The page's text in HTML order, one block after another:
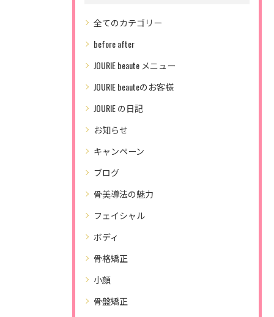
全てのカテゴリー
before after
JOURIE beaute メニュー
JOURIE beauteのお客様
JOURIE の日記
お知らせ
キャンペーン
ブログ
骨美導法の魅力
フェイシャル
ボディ
骨格矯正
小顔
骨盤矯正